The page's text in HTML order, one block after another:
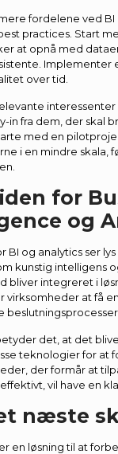
fordelene ved
practices. Start
at opnå med
Implementer
over tid.
in fra dem, der skal
med en
i en mindre skala,
for
og
BI og analytics ser
kunstig intelligens
bliver integreret i
virksomheder at få
det, at det
teknologier for at
der formår at
vil have en
næste
en løsning til at